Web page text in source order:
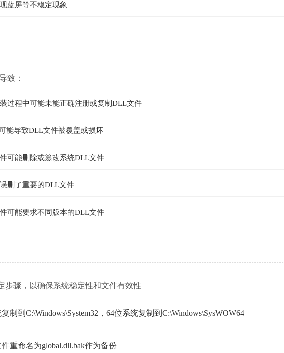
蓝屏等不稳定现象
致：
过程中可能未能正确注册或复制DLL文件
能导致DLL文件被覆盖或损坏
可能删除或篡改系统DLL文件
删了重要的DLL文件
可能要求不同版本的DLL文件
步骤，以确保系统稳定性和文件有效性
制到C:\Windows\System32，64位系统复制到C:\Windows\SysWOW64
重命名为global.dll.bak作为备份